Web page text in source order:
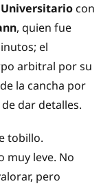
con
, quien fue
el
arbitral por su
la cancha por
dar detalles.
tobillo.
muy leve. No
pero